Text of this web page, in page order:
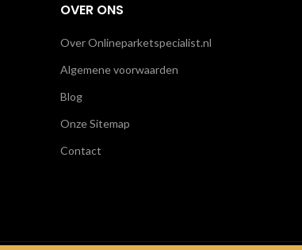
OVER ONS
Over Onlineparketspecialist.nl
Algemene voorwaarden
Blog
Onze Sitemap
Contact